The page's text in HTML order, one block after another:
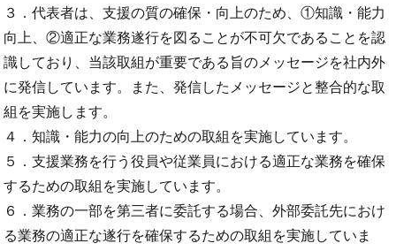
３．代表者は、支援の質の確保・向上のため、①知識・能力
向上、②適正な業務遂行を図ることが不可欠であることを認
識しており、当該取組が重要である旨のメッセージを社内外
に発信しています。また、発信したメッセージと整合的な取
組を実施します。
４．知識・能力の向上のための取組を実施しています。
５．支援業務を行う役員や従業員における適正な業務を確保
するための取組を実施しています。
６．業務の一部を第三者に委託する場合、外部委託先におけ
る業務の適正な遂行を確保するための取組を実施していま